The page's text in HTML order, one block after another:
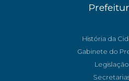
História da
Gabinete do
Legislação